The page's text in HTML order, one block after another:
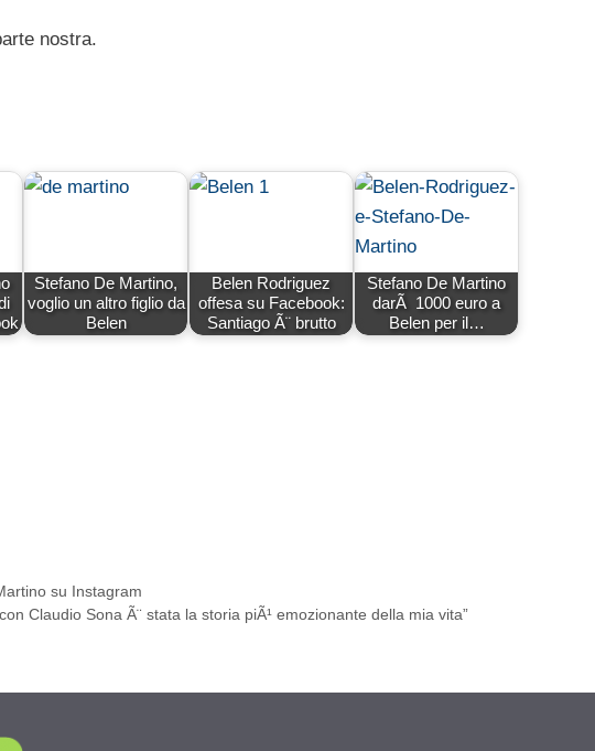
nostra.
Stefano De Martino,
voglio un altro figlio da
Belen
Belen Rodriguez
offesa su Facebook:
Santiago Ã¨ brutto
Stefano De Martino
darÃ 1000 euro a
Belen per il…
su Instagram
Claudio Sona Ã¨ stata la storia piÃ¹ emozionante della mia vita”